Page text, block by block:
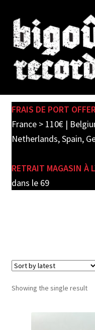
Skip
to
navigation
Skip
to
content
SHOP
PRE-ORDERS
FRAIS DE PORT
France > 110€ |
Netherlands, Spain,
RETRAIT MAGASIN À
dans le 69
Showing the single result